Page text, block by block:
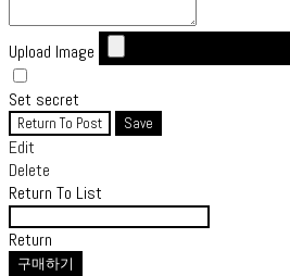
Upload Image
Set secret
Return To Post Save
Edit
Delete
Return To List
Return
구매하기